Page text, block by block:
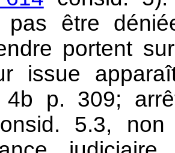
pas être
portent
issue
4b p. 309;
5.3,